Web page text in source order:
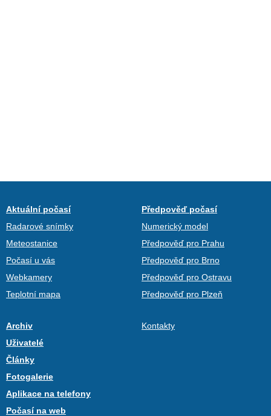
Aktuální počasí
Radarové snímky
Meteostanice
Počasí u vás
Webkamery
Teplotní mapa
Předpověď počasí
Numerický model
Předpověď pro Prahu
Předpověď pro Brno
Předpověď pro Ostravu
Předpověď pro Plzeň
Archiv
Uživatelé
Články
Fotogalerie
Aplikace na telefony
Počasí na web
Kontakty